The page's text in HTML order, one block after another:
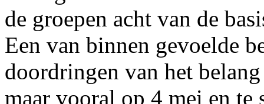
de groepen acht van de
Een van binnen gevoelde
doordringen van het
maar vooral op 4 mei en